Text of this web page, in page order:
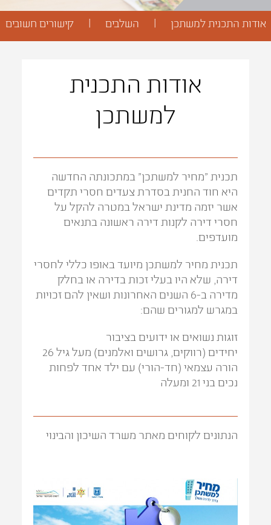
אודות התכנית למשתכן השלבים קישורים חשובים
אודות התכנית
למשתכן
תכנית "מחיר למשתכן" במתכונתה החדשה
היא חוד החנית בסדרת צעדים חסרי תקדים
אשר יזמה מדינת ישראל במטרה להקל על
חסרי דירה לקנות דירה ראשונה בתנאים
מועדפים.
תכנית מחיר למשתכן מיועד באופו כללי לחסרי
דירה, שלא היו בעלי זכות בדירה או בחלק
מדירה ב-6 השנים האחרונות ושאין להם זכויות
במגרש למגורים שהם:
זוגות נשואים או ידועים בציבור
יחידים (רווקים, גרושים ואלמנים) מעל גיל 26
הורה עצמאי (חד-הורי) עם ילד אחד לפחות
נכים בני 21 ומעלה
הנתונים לקוחים מאתר משרד השיכון והבינוי